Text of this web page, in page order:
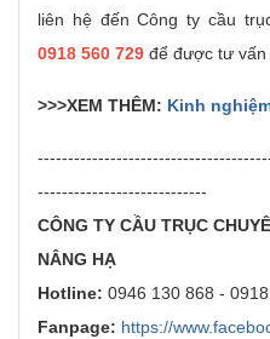
liên hệ đến Công ty cầu
0918 560 729 để được tư
>>>XEM THÊM: Kinh
----------------------------
CÔNG TY CẦU TRỤC
NÂNG HẠ
Hotline: 0946 130 868 -
Fanpage: https://